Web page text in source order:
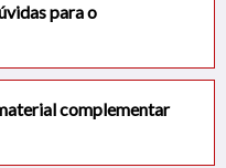
para o
complementar